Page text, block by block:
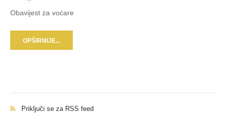
Obavijest za voćare
OPŠIRNIJE...
Priključi se za RSS feed